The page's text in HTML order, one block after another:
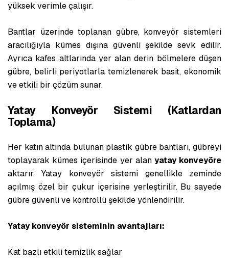
yüksek verimle çalışır.
Bantlar üzerinde toplanan gübre, konveyör sistemleri
aracılığıyla kümes dışına güvenli şekilde sevk edilir.
Ayrıca kafes altlarında yer alan derin bölmelere düşen
gübre, belirli periyotlarla temizlenerek basit, ekonomik
ve etkili bir çözüm sunar.
Yatay Konveyör Sistemi (Katlardan
Toplama)
Her katın altında bulunan plastik gübre bantları, gübreyi
toplayarak kümes içerisinde yer alan yatay konveyöre
aktarır. Yatay konveyör sistemi genellikle zeminde
açılmış özel bir çukur içerisine yerleştirilir. Bu sayede
gübre güvenli ve kontrollü şekilde yönlendirilir.
Yatay konveyör sisteminin avantajları:
Kat bazlı etkili temizlik sağlar